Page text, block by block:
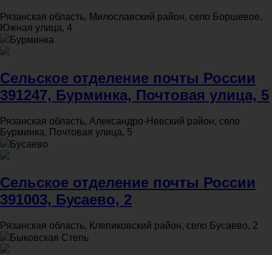
Рязанская область, Милославский район, село Боршевое,
Южная улица, 4
Бурминка
Сельское отделение почты России
391247, Бурминка, Почтовая улица, 5
Рязанская область, Александро-Невский район, село
Бурминка, Почтовая улица, 5
Бусаево
Сельское отделение почты России
391003, Бусаево, 2
Рязанская область, Клепиковский район, село Бусаево, 2
Быковская Степь